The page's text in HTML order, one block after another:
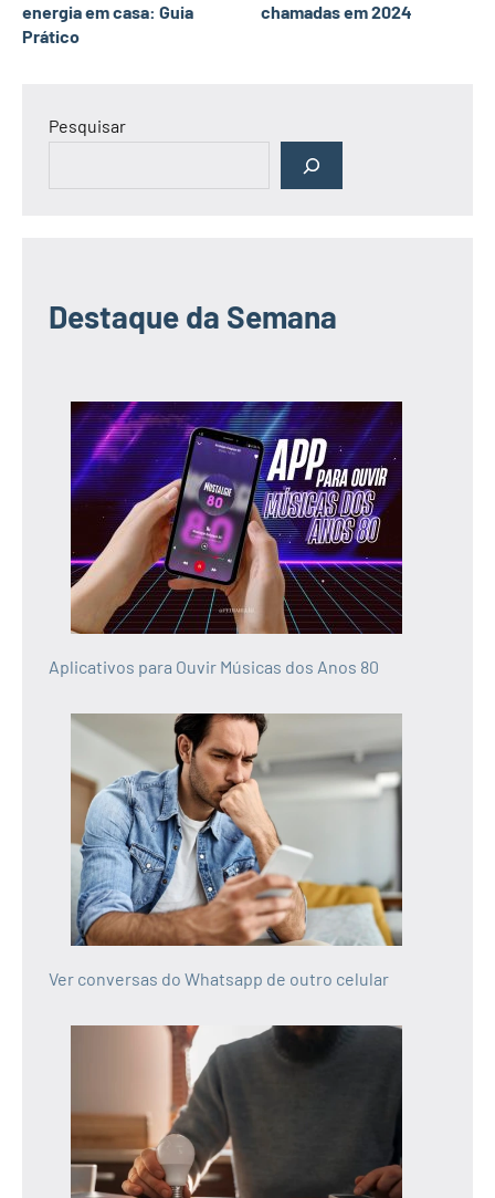
energia em casa: Guia
Prático
chamadas em 2024
Pesquisar
Destaque da Semana
Aplicativos para Ouvir Músicas dos Anos 80
Ver conversas do Whatsapp de outro celular